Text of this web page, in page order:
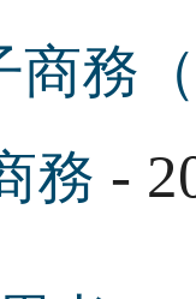
商務
務 -